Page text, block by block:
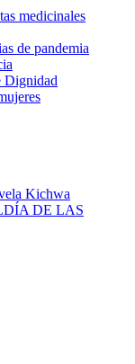
medicinales
de pandemia
Dignidad
Kichwa
DE LAS